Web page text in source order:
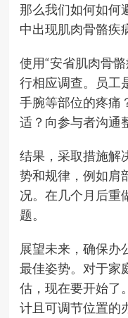
那么我们如何如何
中出现肌肉骨骼疾
使用“安省肌肉骨
行相应调查。员工
手腕等部位的疼痛
适？向参与者沟通
结果，采取措施解
势和规律，例如肩
况。在几个月后重
题。
展望未来，确保办
最佳姿势。对于家
估，现在要开始了
计且可调节位置的